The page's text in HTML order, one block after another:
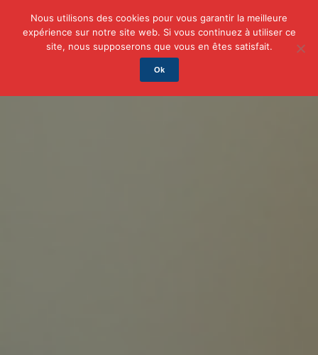
Auto/Moto Business Famille Finance
Nous utilisons des cookies pour vous garantir la meilleure
expérience sur notre site web. Si vous continuez à utiliser ce
site, nous supposerons que vous en êtes satisfait.
Ok